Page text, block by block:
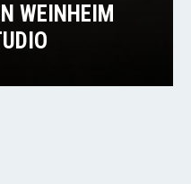
WEINHEIM